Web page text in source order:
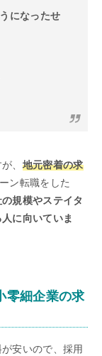
になったせ
、 地元密着の求
ン転職をした
規模やステイタ
に向いていま
零細企業の求
安いので、採用